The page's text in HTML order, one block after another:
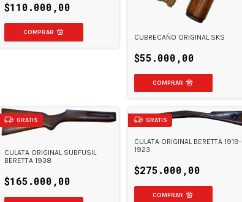
$110.000,00
CUBRECAÑO ORIGINAL SKS
$55.000,00
GRATIS
CULATA ORIGINAL SUBFUSIL
BERETTA 1938
$165.000,00
GRATIS
CULATA ORIGINAL BERETTA 1919-
1923
$275.000,00